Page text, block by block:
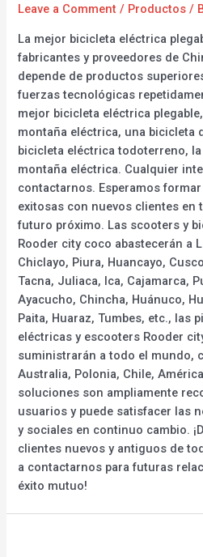
Leave a Comment / Productos /
La mejor bicicleta eléctrica
fabricantes y proveedores de
depende de productos
fuerzas tecnológicas
mejor bicicleta eléctrica
montaña eléctrica, una bicicleta
bicicleta eléctrica todoterreno,
montaña eléctrica. Cualquier
contactarnos. Esperamos
exitosas con nuevos clientes en
futuro próximo. Las scooters y
Rooder city coco abastecerán a
Chiclayo, Piura, Huancayo,
Tacna, Juliaca, Ica, Cajamarca,
Ayacucho, Chincha, Huánuco,
Paita, Huaraz, Tumbes, etc., las
eléctricas y escooters Rooder
suministrarán a todo el mundo,
Australia, Polonia, Chile,
soluciones son ampliamente
usuarios y puede satisfacer las
y sociales en continuo cambio.
clientes nuevos y antiguos de
a contactarnos para futuras
éxito mutuo!